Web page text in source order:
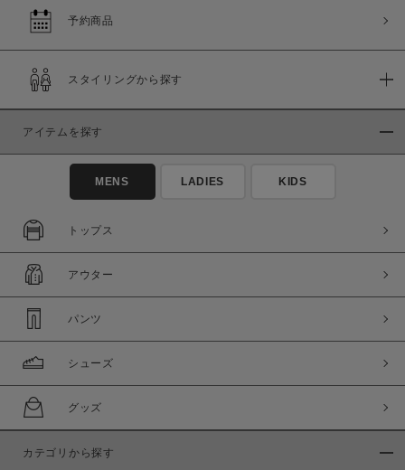
在庫あり
この条件で絞り込む
予約商品
スタイリングから探す
アイテムを探す
MENS LADIES KIDS
トップス
アウター
パンツ
シューズ
グッズ
カテゴリから探す